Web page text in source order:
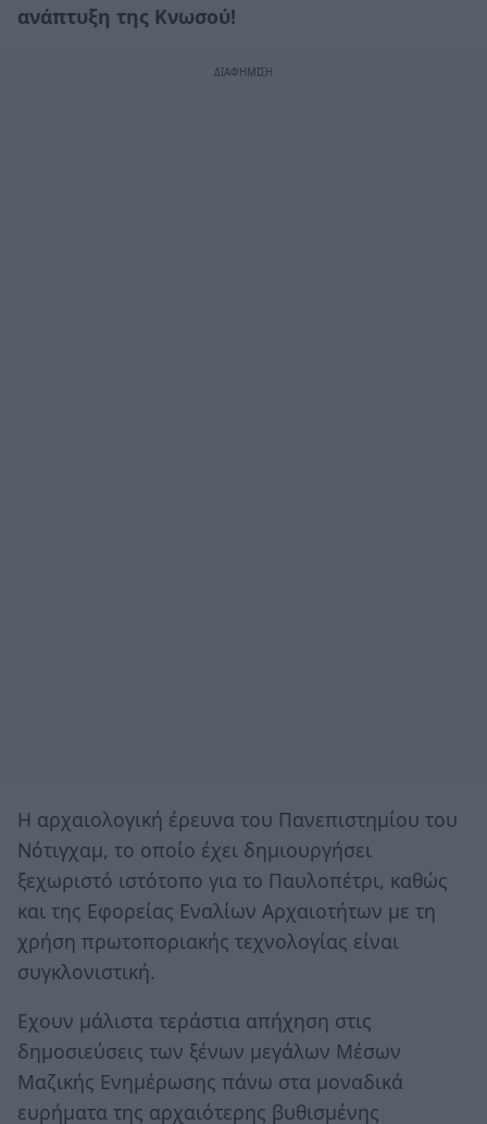
ανάπτυξη της Κνωσού!
Η αρχαιολογική έρευνα του Πανεπιστημίου του
Νότιγχαμ, το οποίο έχει δημιουργήσει
ξεχωριστό ιστότοπο για το Παυλοπέτρι, καθώς
και της Εφορείας Εναλίων Αρχαιοτήτων με τη
χρήση πρωτοποριακής τεχνολογίας είναι
συγκλονιστική.
Εχουν μάλιστα τεράστια απήχηση στις
δημοσιεύσεις των ξένων μεγάλων Μέσων
Μαζικής Ενημέρωσης πάνω στα μοναδικά
ευρήματα της αρχαιότερης βυθισμένης